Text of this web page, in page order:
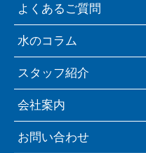
よくあるご質問
水のコラム
スタッフ紹介
会社案内
お問い合わせ